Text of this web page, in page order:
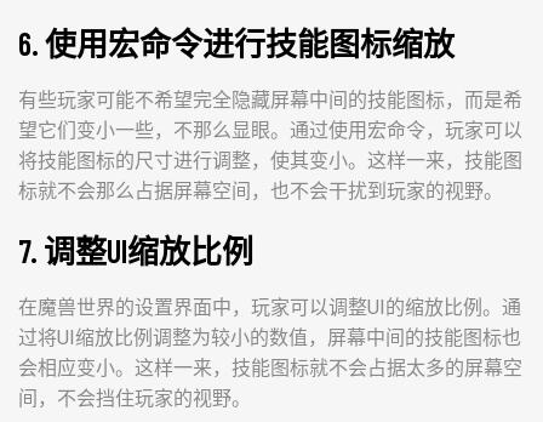
6. 使用宏命令进行技能图标缩放
有些玩家可能不希望完全隐藏屏幕中间的技能图标，而是希
望它们变小一些，不那么显眼。通过使用宏命令，玩家可以
将技能图标的尺寸进行调整，使其变小。这样一来，技能图
标就不会那么占据屏幕空间，也不会干扰到玩家的视野。
7. 调整UI缩放比例
在魔兽世界的设置界面中，玩家可以调整UI的缩放比例。通
过将UI缩放比例调整为较小的数值，屏幕中间的技能图标也
会相应变小。这样一来，技能图标就不会占据太多的屏幕空
间，不会挡住玩家的视野。